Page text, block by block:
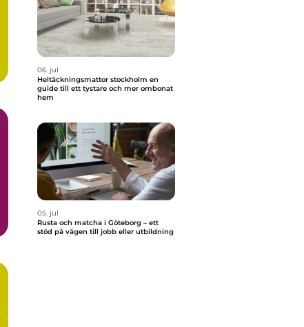
06. jul
Heltäckningsmattor stockholm en
guide till ett tystare och mer ombonat
hem
05. jul
Rusta och matcha i Göteborg – ett
stöd på vägen till jobb eller utbildning